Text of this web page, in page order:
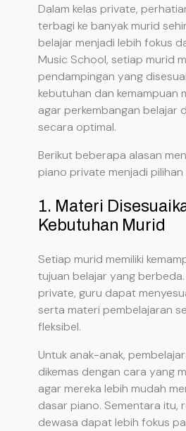
Dalam kelas private,
terbagi ke banyak murid
belajar menjadi lebih fokus
Music School, setiap murid
pendampingan yang
kebutuhan dan kemampuan
agar perkembangan belajar
secara optimal.
Berikut beberapa alasan
piano private menjadi
1. Materi
Kebutuhan Murid
Setiap murid memiliki
tujuan belajar yang berbeda.
private, guru dapat
serta materi pembelajaran
fleksibel.
Untuk anak-anak,
dikemas dengan cara yang
agar mereka lebih mudah
dasar piano. Sementara itu,
dewasa dapat lebih fokus